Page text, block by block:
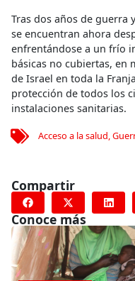
Tras dos años de guerra
se encuentran ahora
enfrentándose a un frío
básicas no cubiertas, en
de Israel en toda la
protección de todos los
instalaciones sanitarias.
Acceso a la salud,
Compartir
Conoce más